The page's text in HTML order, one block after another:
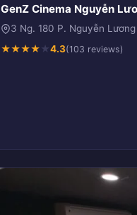
GenZ Cinema Nguyễn
3 Ng. 180 P. Nguyễn
★★★★★4.3(103 reviews)